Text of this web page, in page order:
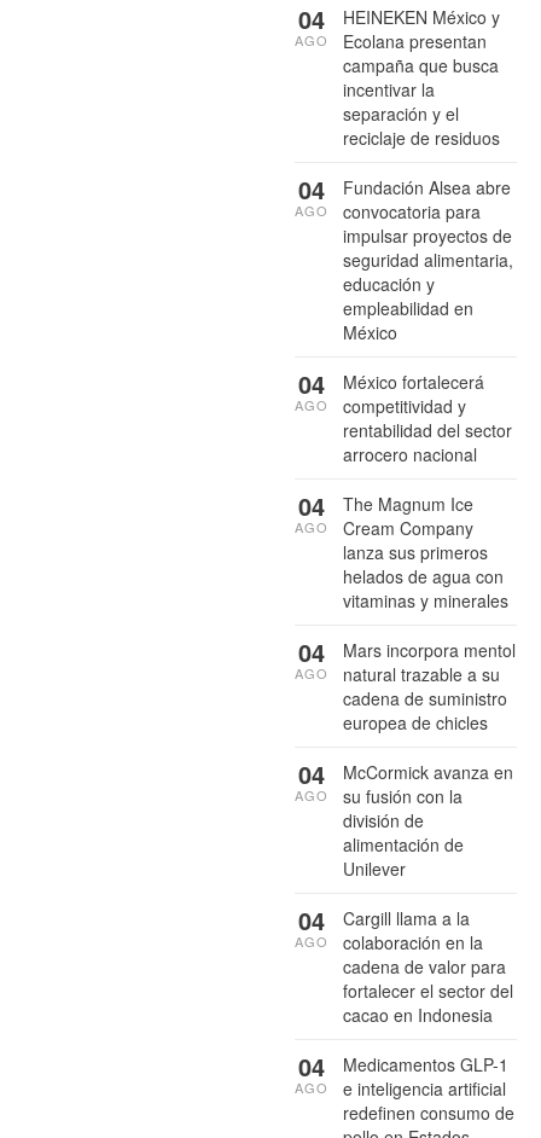
HEINEKEN México y
Ecolana presentan
campaña que busca
incentivar la
separación y el
reciclaje de residuos
04
AGO
Fundación Alsea abre
convocatoria para
impulsar proyectos de
seguridad alimentaria,
educación y
empleabilidad en
México
04
AGO
México fortalecerá
competitividad y
rentabilidad del sector
arrocero nacional
04
AGO
The Magnum Ice
Cream Company
lanza sus primeros
helados de agua con
vitaminas y minerales
04
AGO
Mars incorpora mentol
natural trazable a su
cadena de suministro
europea de chicles
04
AGO
McCormick avanza en
su fusión con la
división de
alimentación de
Unilever
04
AGO
Cargill llama a la
colaboración en la
cadena de valor para
fortalecer el sector del
cacao en Indonesia
04
AGO
Medicamentos GLP-1
e inteligencia artificial
redefinen consumo de
04
AGO